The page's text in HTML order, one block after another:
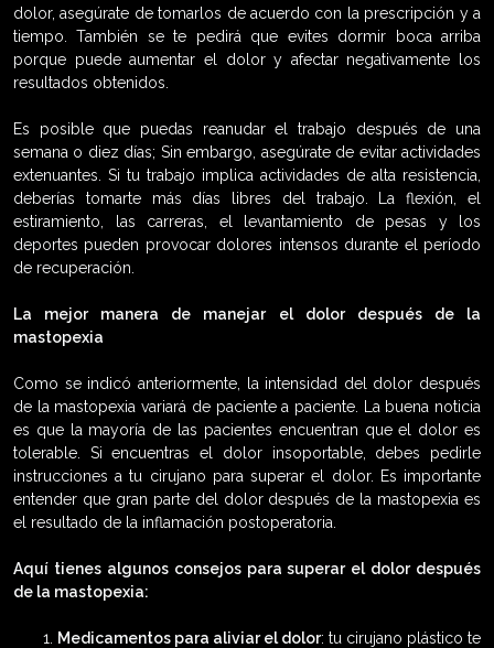
dolor, asegúrate de tomarlos de acuerdo con la prescripción y a
tiempo. También se te pedirá que evites dormir boca arriba
porque puede aumentar el dolor y afectar negativamente los
resultados obtenidos.
Es posible que puedas reanudar el trabajo después de una
semana o diez días; Sin embargo, asegúrate de evitar actividades
extenuantes. Si tu trabajo implica actividades de alta resistencia,
deberías tomarte más días libres del trabajo. La flexión, el
estiramiento, las carreras, el levantamiento de pesas y los
deportes pueden provocar dolores intensos durante el período
de recuperación.
La mejor manera de manejar el dolor después de la
mastopexia
Como se indicó anteriormente, la intensidad del dolor después
de la mastopexia variará de paciente a paciente. La buena noticia
es que la mayoría de las pacientes encuentran que el dolor es
tolerable. Si encuentras el dolor insoportable, debes pedirle
instrucciones a tu cirujano para superar el dolor. Es importante
entender que gran parte del dolor después de la mastopexia es
el resultado de la inflamación postoperatoria.
Aquí tienes algunos consejos para superar el dolor después
de la mastopexia:
Medicamentos para aliviar el dolor: tu cirujano plástico te